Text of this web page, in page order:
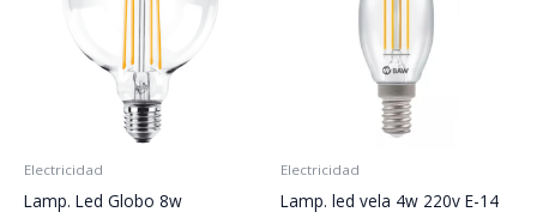
Electricidad
Lamp. Led Globo 8w
Electricidad
Lamp. led vela 4w 220v E-14